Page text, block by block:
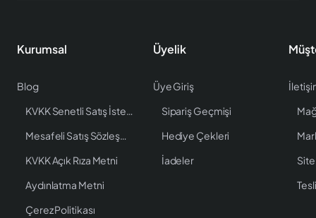
Kurumsal
Blog
KVKK Senetli Satış İstenen Bilgiler
Mesafeli Satış Sözleşmesi
KVKK Açık Rıza Metni
Aydınlatma Metni
Çerez Politikası
Üyelik
Üye Giriş
Sipariş Geçmişi
Hediye Çekleri
İadeler
Site